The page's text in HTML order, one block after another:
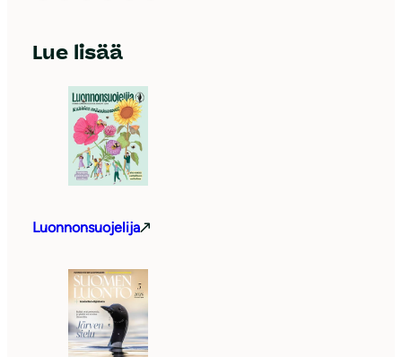
Lue lisää
Luonnonsuojelija